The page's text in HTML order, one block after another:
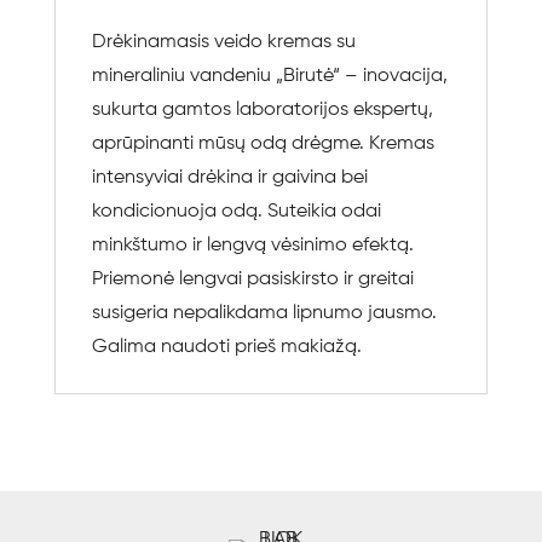
Drėkinamasis veido kremas su
mineraliniu vandeniu „Birutė“ – inovacija,
sukurta gamtos laboratorijos ekspertų,
aprūpinanti mūsų odą drėgme. Kremas
intensyviai drėkina ir gaivina bei
kondicionuoja odą. Suteikia odai
minkštumo ir lengvą vėsinimo efektą.
Priemonė lengvai pasiskirsto ir greitai
susigeria nepalikdama lipnumo jausmo.
Galima naudoti prieš makiažą.